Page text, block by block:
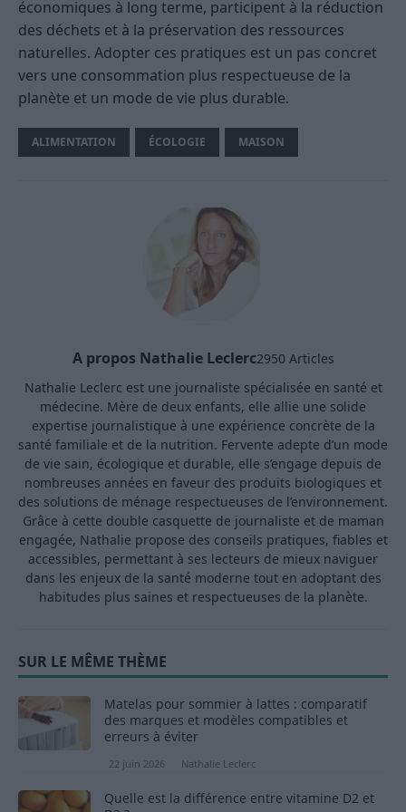
économiques à long terme, participent à la réduction
des déchets et à la préservation des ressources
naturelles. Adopter ces pratiques est un pas concret
vers une consommation plus respectueuse de la
planète et un mode de vie plus durable.
ALIMENTATION ÉCOLOGIE MAISON
A propos Nathalie Leclerc2950 Articles
Nathalie Leclerc est une journaliste spécialisée en santé et
médecine. Mère de deux enfants, elle allie une solide
expertise journalistique à une expérience concrète de la
santé familiale et de la nutrition. Fervente adepte d’un mode
de vie sain, écologique et durable, elle s’engage depuis de
nombreuses années en faveur des produits biologiques et
des solutions de ménage respectueuses de l’environnement.
Grâce à cette double casquette de journaliste et de maman
engagée, Nathalie propose des conseils pratiques, fiables et
accessibles, permettant à ses lecteurs de mieux naviguer
dans les enjeux de la santé moderne tout en adoptant des
habitudes plus saines et respectueuses de la planète.
SUR LE MÊME THÈME
Matelas pour sommier à lattes : comparatif
des marques et modèles compatibles et
erreurs à éviter
22 juin 2026 Nathalie Leclerc
Quelle est la différence entre vitamine D2 et